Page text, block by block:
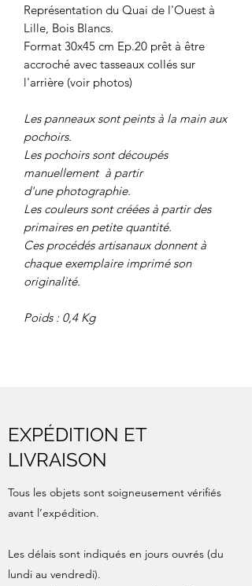
Représentation du Quai de l'Ouest à
Lille, Bois Blancs.
Format 30x45 cm Ep.20 prêt à être
accroché avec tasseaux collés sur
l'arrière (voir photos)
Les panneaux sont peints à la main aux
pochoirs.
Les pochoirs sont découpés
manuellement à partir
d'une photographie.
Les couleurs sont créées à partir des
primaires en petite quantité.
Ces procédés artisanaux donnent à
chaque exemplaire imprimé son
originalité.
Poids : 0,4 Kg
EXPÉDITION ET
LIVRAISON
Tous les objets sont soigneusement vérifiés
avant l’expédition.
Les délais sont indiqués en jours ouvrés (du
lundi au vendredi).